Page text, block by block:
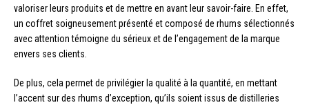
valoriser leurs produits et de mettre en avant leur savoir-faire. En effet,
un coffret soigneusement présenté et composé de rhums sélectionnés
avec attention témoigne du sérieux et de l’engagement de la marque
envers ses clients.
De plus, cela permet de privilégier la qualité à la quantité, en mettant
l’accent sur des rhums d’exception, qu’ils soient issus de distilleries